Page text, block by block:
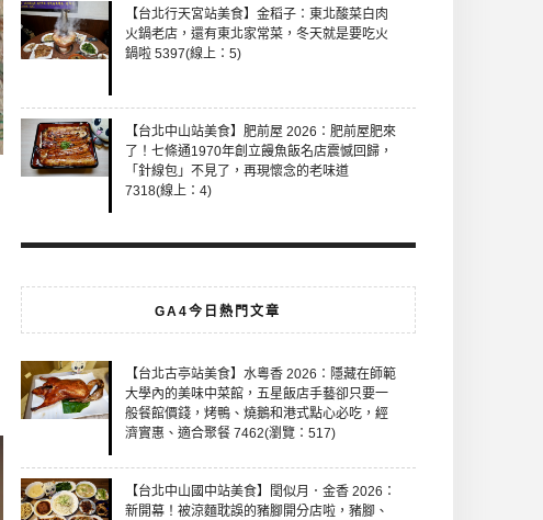
【台北行天宮站美食】金稻子：東北酸菜白肉
火鍋老店，還有東北家常菜，冬天就是要吃火
鍋啦 5397(線上：5)
【台北中山站美食】肥前屋 2026：肥前屋肥來
了！七條通1970年創立饅魚飯名店震憾回歸，
「針線包」不見了，再現懷念的老味道
7318(線上：4)
GA4今日熱門文章
【台北古亭站美食】水粵香 2026：隱藏在師範
大學內的美味中菜館，五星飯店手藝卻只要一
般餐館價錢，烤鴨、燒鵝和港式點心必吃，經
濟實惠、適合聚餐 7462(瀏覽：517)
【台北中山國中站美食】閏似月．金香 2026：
新開幕！被涼麵耽誤的豬腳開分店啦，豬腳、